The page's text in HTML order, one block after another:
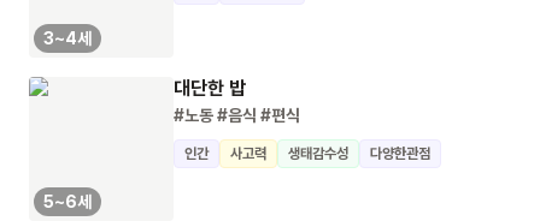
3~4세
5~6세
대단한 밥
#노동#음식 #편식
인간 사고력 생태감수성 다양한관점